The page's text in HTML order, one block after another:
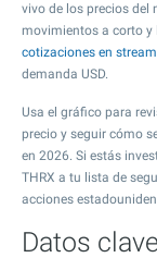
vivo de los precios del
movimientos a corto
cotizaciones en
demanda USD.
Usa el gráfico para
precio y seguir cómo
en 2026. Si estás
THRX a tu lista de
acciones
Datos clave